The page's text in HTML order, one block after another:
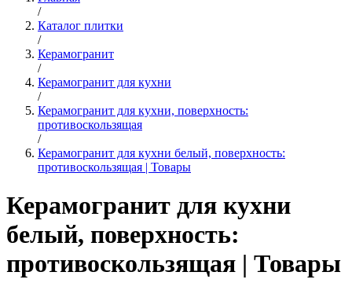
/
Каталог плитки
/
Керамогранит
/
Керамогранит для кухни
/
Керамогранит для кухни, поверхность:
противоскользящая
/
Керамогранит для кухни белый, поверхность:
противоскользящая | Товары
Керамогранит для кухни
белый, поверхность:
противоскользящая | Товары